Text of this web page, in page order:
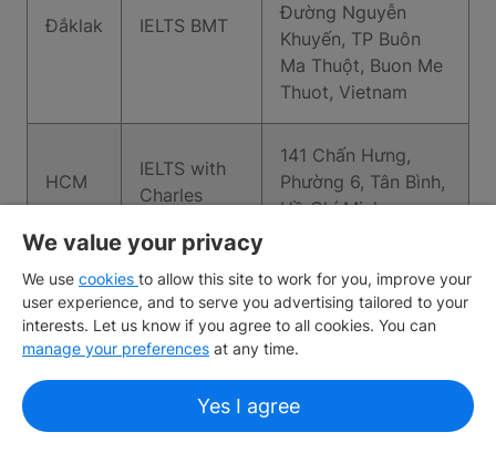
Đắklak IELTS BMT
Đường Nguyễn
Khuyến, TP Buôn
Ma Thuột, Buon Me
Thuot, Vietnam
HCM
IELTS with
Charles
141 Chấn Hưng,
Phường 6, Tân Bình,
Hồ Chí Minh
Tiền
Giang
BLEARNING
EDUCATION
70/7, Lê Thị Hồng
Gấm, Phường 6, Mỹ
Tho, Tiền Giang
Dương
học Việt
Bến Cát, Bình
We value your privacy
We use cookies to allow this site to work for you, improve your
user experience, and to serve you advertising tailored to your
interests. Let us know if you agree to all cookies. You can
manage your preferences at any time.
Yes I agree